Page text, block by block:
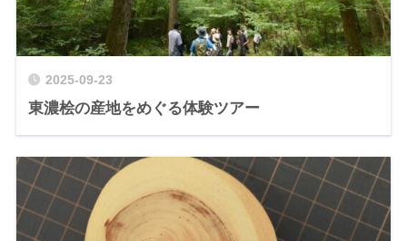
2025-09-23
東濃桧の産地をめぐる体験ツアー